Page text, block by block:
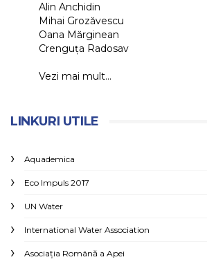
Alin Anchidin
Mihai Grozăvescu
Oana Mărginean
Crenguța Radosav
Vezi mai mult...
LINKURI UTILE
Aquademica
Eco Impuls 2017
UN Water
International Water Association
Asociaţia Română a Apei